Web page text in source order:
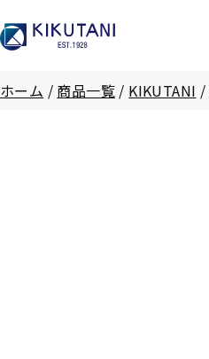
ホーム / 商品一覧 / KIKUTANI /